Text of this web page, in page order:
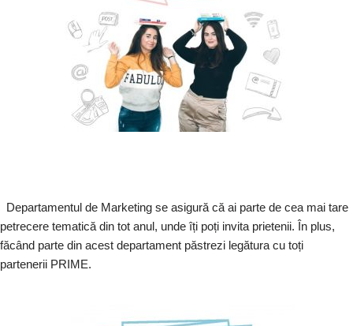
Departamentul de Marketing se asigură că ai parte de cea mai tare
petrecere tematică din tot anul, unde îți poți invita prietenii. În plus,
făcând parte din acest departament păstrezi legătura cu toți
partenerii PRIME.